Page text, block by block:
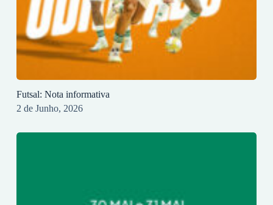
Futsal: Nota informativa
2 de Junho, 2026